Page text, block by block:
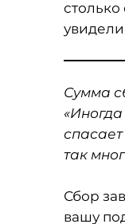
Сумма
так
Сбор
вашу